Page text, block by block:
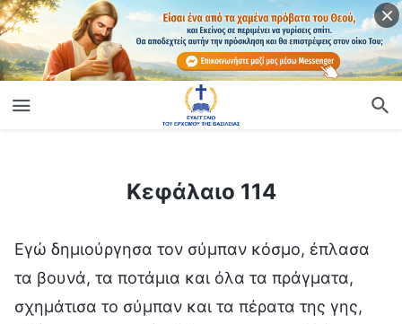
Κεφάλαιο 114
Εγώ δημιούργησα τον σύμπαν κόσμο, έπλασα
τα βουνά, τα ποτάμια και όλα τα πράγματα,
σχημάτισα το σύμπαν και τα πέρατα της γης,